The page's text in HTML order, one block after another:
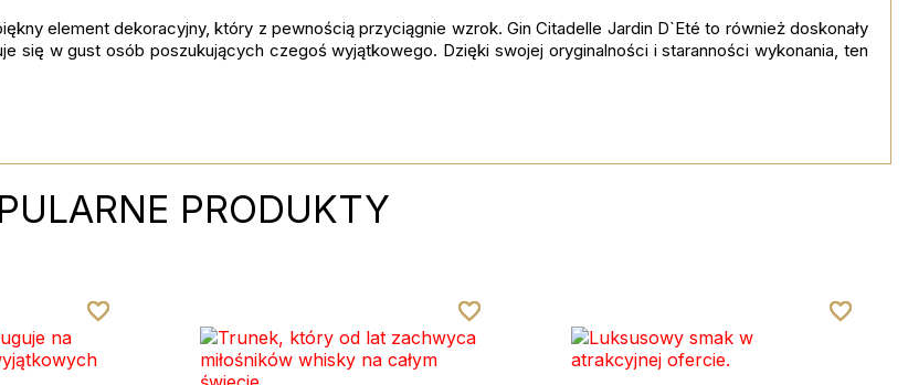
element dekoracyjny, który z pewnością przyciągnie wzrok. Gin Citadelle Jardin D`Eté to również doskonały
się w gust osób poszukujących czegoś wyjątkowego. Dzięki swojej oryginalności i staranności wykonania, ten
PRODUKTY
favorite_border
favorite_border
favorite_border favorite_border
favorite_border
favorite_border favorite_border
favorite_border
favorite_border